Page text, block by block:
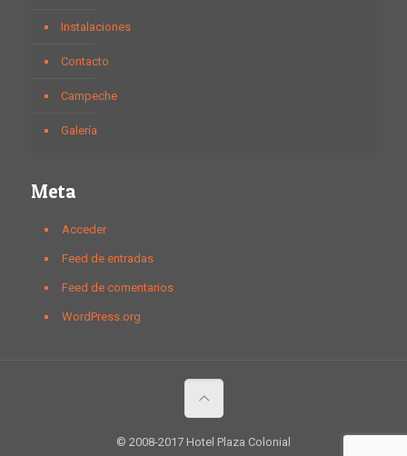
Instalaciones
Contacto
Campeche
Galería
Meta
Acceder
Feed de entradas
Feed de comentarios
WordPress.org
© 2008-2017 Hotel Plaza Colonial